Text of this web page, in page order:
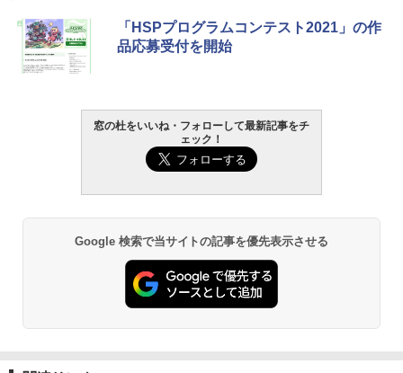
「HSPプログラムコンテスト2021」の作
品応募受付を開始
窓の杜をいいね・フォローして最新記事をチ
ェック！
Google 検索で当サイトの記事を優先表示させる